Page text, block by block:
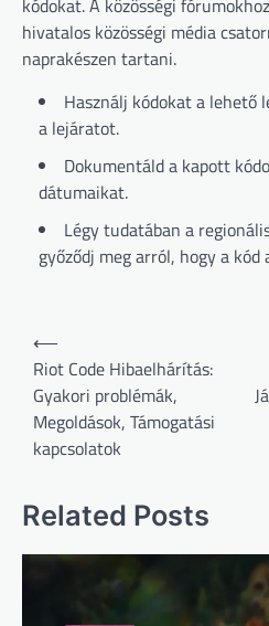
kódokat. A közösségi
hivatalos közösségi média
naprakészen tartani.
Használj kódokat a lehető
a lejáratot.
Dokumentáld a kapott
dátumaikat.
Légy tudatában a
győződj meg arról, hogy a
Post
navigation
⟵
Riot Code Hibaelhárítás:
Gyakori problémák,
Megoldások, Támogatási
kapcsolatok
Related Posts